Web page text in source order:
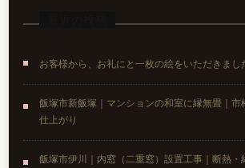
お客様から、お礼にと一枚の絵をいただきまし
飯塚市新飯塚｜マンションの和室に縁無畳｜市
仕上がり
飯塚市伊川｜内窓（二重窓）設置工事｜断熱・